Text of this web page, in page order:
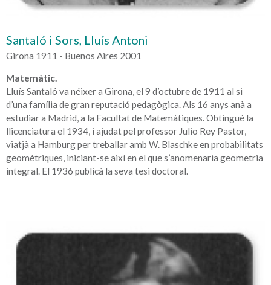
Santaló i Sors, Lluís Antoni
Girona 1911 - Buenos Aires 2001
Matemàtic.
Lluís Santaló va néixer a Girona, el 9 d’octubre de 1911 al si
d’una família de gran reputació pedagògica. Als 16 anys anà a
estudiar a Madrid, a la Facultat de Matemàtiques. Obtingué la
llicenciatura el 1934, i ajudat pel professor Julio Rey Pastor,
viatjà a Hamburg per treballar amb W. Blaschke en probabilitats
geomètriques, iniciant-se així en el que s’anomenaria geometria
integral. El 1936 publicà la seva tesi doctoral.